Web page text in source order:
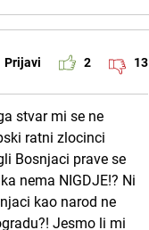
Prijavi 2 13
stvar mi se ne
ratni zlocinci
Bosnjaci prave se
nema NIGDJE!? Ni
kao narod ne
Jesmo li mi